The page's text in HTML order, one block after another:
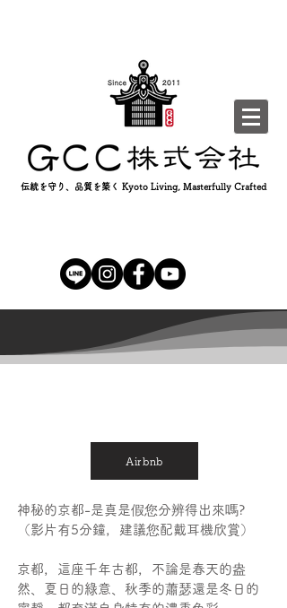
伝統を守り、品質を築く Kyoto Living, Masterfully Crafted
Airbnb
神秘的京都-是真是假您分辨得出來嗎?
（影片有5分鐘，建議您配戴耳機欣賞）
京都，這座千年古都，不論是春天的盎
然、夏日的綠意、秋季的蕭瑟還是冬日的